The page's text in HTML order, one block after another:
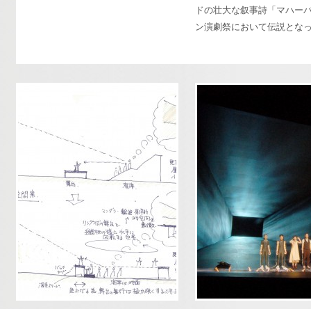
ドの壮大な叙事詩「マハー
ン演劇祭において伝説とな